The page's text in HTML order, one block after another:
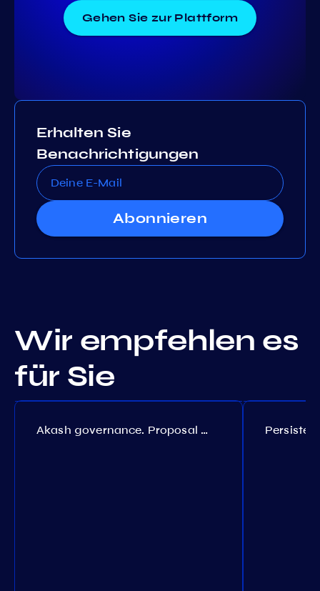
Gehen Sie zur Plattform
Erhalten Sie
Benachrichtigungen
Abonnieren
Wir empfehlen es
für Sie
Akash governance. Proposal №308